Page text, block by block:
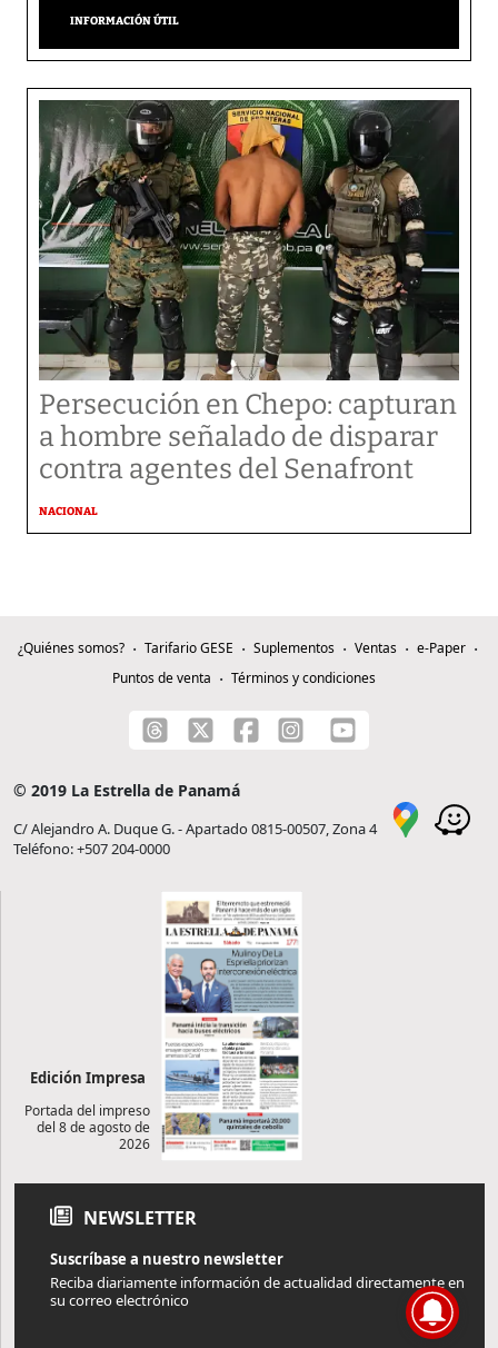
INFORMACIÓN ÚTIL
Persecución en Chepo: capturan
a hombre señalado de disparar
contra agentes del Senafront
NACIONAL
¿Quiénes somos? Tarifario GESE Suplementos Ventas
e-Paper
Puntos de venta
Términos y condiciones
© 2019 La Estrella de Panamá
C/ Alejandro A. Duque G. - Apartado 0815-00507, Zona 4
Teléfono: +507 204-0000
Edición Impresa
Portada del impreso
del 8 de agosto de
2026
NEWSLETTER
Suscríbase a nuestro newsletter
Reciba diariamente información de actualidad directamente en
su correo electrónico